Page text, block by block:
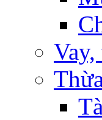
Vay,